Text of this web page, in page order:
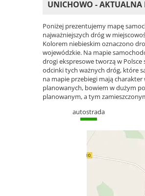
UNICHOWO - AKTUALNA
Poniżej prezentujemy mapę
najważniejszych dróg w
Kolorem niebieskim oznaczono
wojewódzkie. Na mapie
drogi ekspresowe tworzą w
odcinki tych ważnych dróg, które
na mapie przebiegi mają charakter
planowanych, bowiem w dużym
planowanym, a tym
autostrada